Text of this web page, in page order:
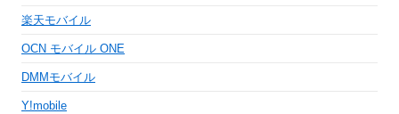
楽天モバイル
OCN モバイル ONE
DMMモバイル
Y!mobile